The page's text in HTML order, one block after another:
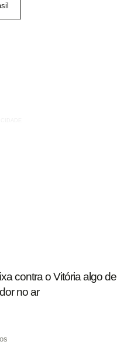
contra o Vitória algo de
no ar